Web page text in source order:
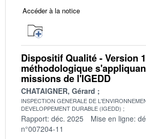
Accéder à la notice
Dispositif Qualité - Version
méthodologique
missions de l'IGEDD
CHATAIGNER, Gérard
INSPECTION GENERALE DE
DEVELOPPEMENT DURABLE (IGEDD)
Rapport: déc. 2025 Mise en ligne:
n°007204-11